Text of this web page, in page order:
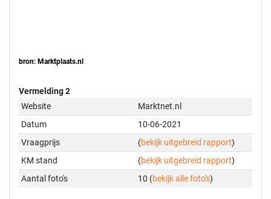
bron: Marktplaats.nl
Vermelding 2
Website
Marktnet.nl
Datum
10-06-2021
Vraagprijs
(bekijk uitgebreid rapport)
KM stand
(bekijk uitgebreid rapport)
Aantal foto's
10 (bekijk alle foto's)